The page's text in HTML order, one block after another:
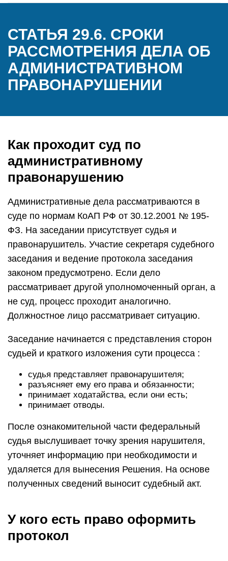
СТАТЬЯ 29.6. СРОКИ
РАССМОТРЕНИЯ ДЕЛА ОБ
АДМИНИСТРАТИВНОМ
ПРАВОНАРУШЕНИИ
Как проходит суд по
административному
правонарушению
Административные дела рассматриваются в
суде по нормам КоАП РФ от 30.12.2001 № 195-
ФЗ. На заседании присутствует судья и
правонарушитель. Участие секретаря судебного
заседания и ведение протокола заседания
законом предусмотрено. Если дело
рассматривает другой уполномоченный орган, а
не суд, процесс проходит аналогично.
Должностное лицо рассматривает ситуацию.
Заседание начинается с представления сторон
судьей и краткого изложения сути процесса :
судья представляет правонарушителя;
разъясняет ему его права и обязанности;
принимает ходатайства, если они есть;
принимает отводы.
После ознакомительной части федеральный
судья выслушивает точку зрения нарушителя,
уточняет информацию при необходимости и
удаляется для вынесения Решения. На основе
полученных сведений выносит судебный акт.
У кого есть право оформить
протокол